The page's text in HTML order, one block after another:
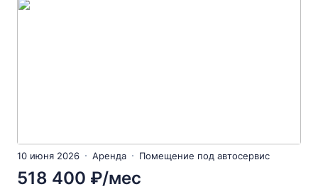
10 июня 2026 Аренда Помещение под автосервис
518 400 ₽/мес